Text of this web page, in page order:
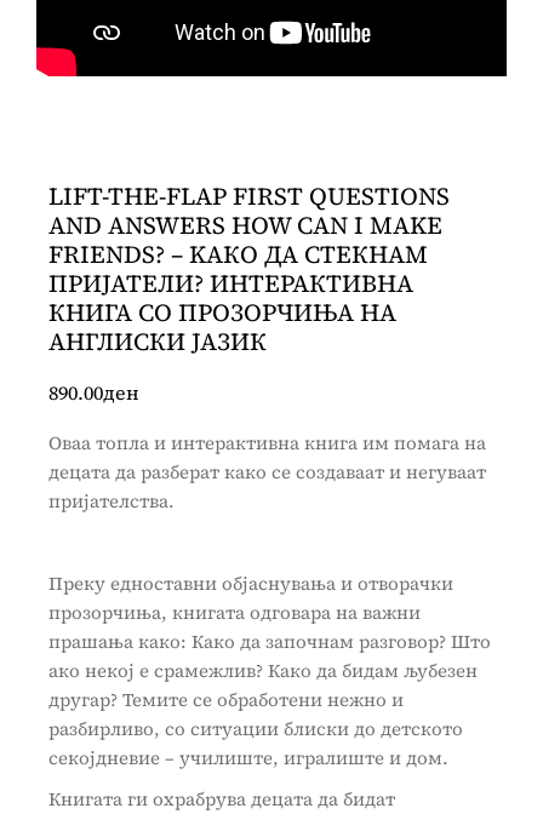
LIFT-THE-FLAP FIRST QUESTIONS
AND ANSWERS HOW CAN I MAKE
FRIENDS? – KАКО ДА СТЕКНАМ
ПРИЈАТЕЛИ? ИНТЕРАКТИВНА
КНИГА СО ПРОЗОРЧИЊА НА
АНГЛИСКИ ЈАЗИК
890.00ден
Оваа топла и интерактивна книга им помага на
децата да разберат како се создаваат и негуваат
пријателства.
Преку едноставни објаснувања и отворачки
прозорчиња, книгата одговара на важни
прашања како: Како да започнам разговор? Што
ако некој е срамежлив? Како да бидам љубезен
другар? Темите се обработени нежно и
разбирливо, со ситуации блиски до детското
секојдневие – училиште, игралиште и дом.
Книгата ги охрабрува децата да бидат